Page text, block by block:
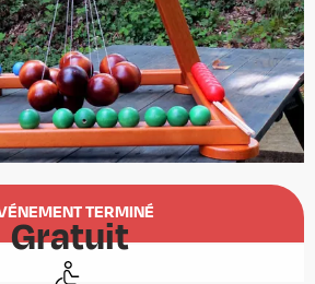
TERMINÉ
Gratuit
Accès handicapés